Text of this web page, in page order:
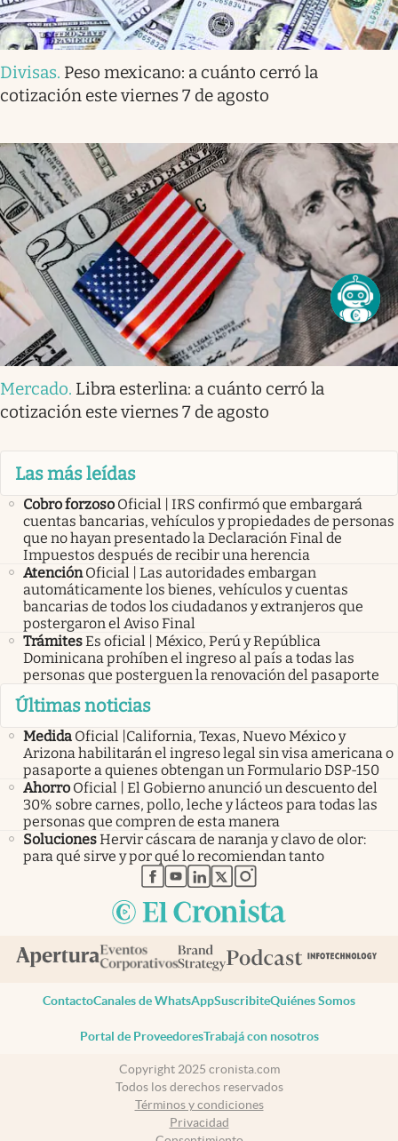
Divisas. Peso mexicano: a cuánto cerró la
cotización este viernes 7 de agosto
Mercado. Libra esterlina: a cuánto cerró la
cotización este viernes 7 de agosto
Las más leídas
Cobro forzoso Oficial | IRS confirmó que embargará
cuentas bancarias, vehículos y propiedades de personas
que no hayan presentado la Declaración Final de
Impuestos después de recibir una herencia
Atención Oficial | Las autoridades embargan
automáticamente los bienes, vehículos y cuentas
bancarias de todos los ciudadanos y extranjeros que
postergaron el Aviso Final
TrámitesEs oficial | México, Perú y República
Dominicana prohíben el ingreso al país a todas las
personas que posterguen la renovación del pasaporte
Últimas noticias
Medida Oficial |California, Texas, Nuevo México y
Arizona habilitarán el ingreso legal sin visa americana o
pasaporte a quienes obtengan un Formulario DSP-150
Ahorro Oficial | El Gobierno anunció un descuento del
30% sobre carnes, pollo, leche y lácteos para todas las
personas que compren de esta manera
SolucionesHervir cáscara de naranja y clavo de olor:
para qué sirve y por qué lo recomiendan tanto
abre en nueva pestaña
abre en nueva pestaña
abre en nueva pestaña
abre en nueva pestaña
abre en nueva pestaña
ContactoCanales de WhatsAppSuscribiteQuiénes Somos
Portal de ProveedoresTrabajá con nosotros
Copyright 2025 cronista.com
Todos los derechos reservados
Términos y condiciones
Privacidad